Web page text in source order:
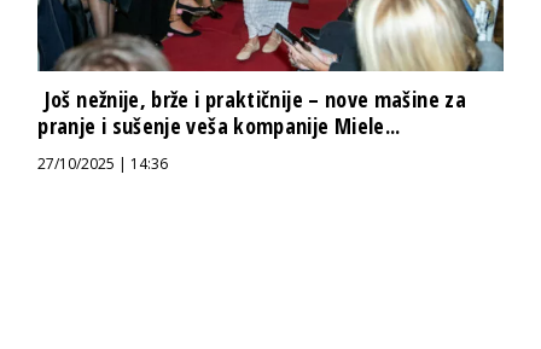
Još nežnije, brže i praktičnije – nove mašine za
pranje i sušenje veša kompanije Miele...
27/10/2025 | 14:36